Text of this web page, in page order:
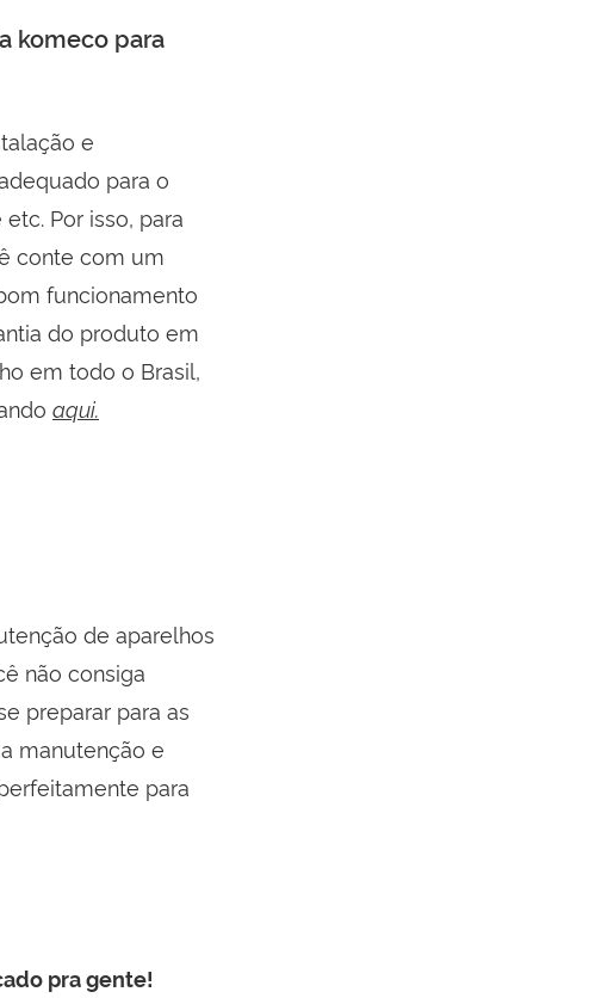
komeco para
e
para o
Por isso, para
conte com um
funcionamento
do produto em
em todo o Brasil,
aqui.
de aparelhos
não consiga
preparar para as
manutenção e
para
pra gente!